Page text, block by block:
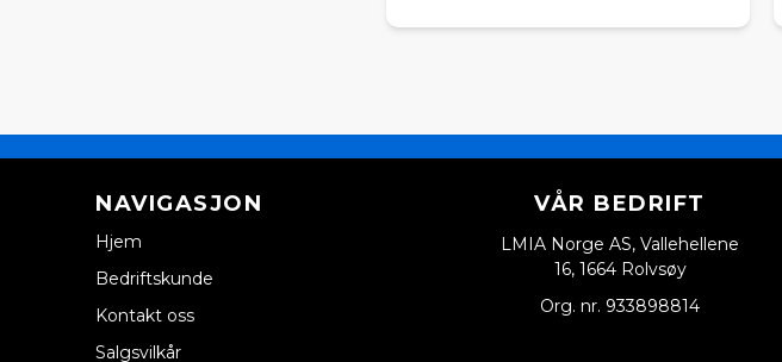
NAVIGASJON
Hjem
Bedriftskunde
Kontakt oss
Salgsvilkår
VÅR BEDRIFT
LMIA Norge AS, Vallehellene
16, 1664 Rolvsøy
Org. nr. 933898814